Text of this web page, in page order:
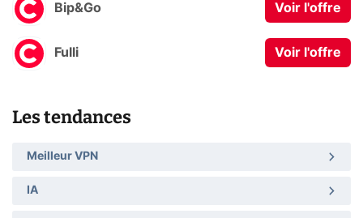
Bip&Go Voir l'offre
Fulli Voir l'offre
Les tendances
Meilleur VPN
IA